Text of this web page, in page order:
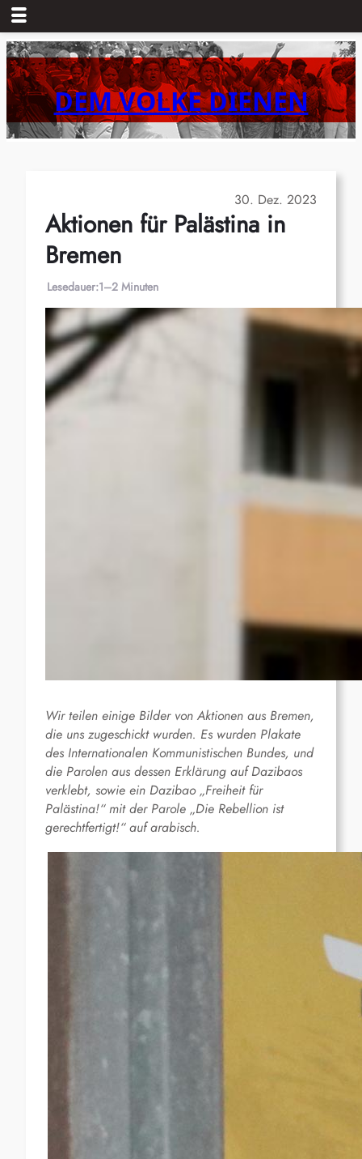
Zum
Inhalt
springenDEM VOLKE DIENEN
30. Dez. 2023
Aktionen für Palästina in
Bremen
Lesedauer:1–2 Minuten
Wir teilen einige Bilder von Aktionen aus Bremen,
die uns zugeschickt wurden. Es wurden Plakate
des Internationalen Kommunistischen Bundes, und
die Parolen aus dessen Erklärung auf Dazibaos
verklebt, sowie ein Dazibao „Freiheit für
Palästina!“ mit der Parole „Die Rebellion ist
gerechtfertigt!“ auf arabisch.